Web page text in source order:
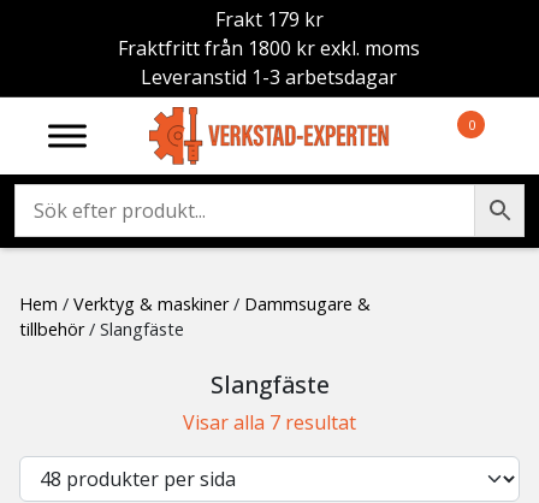
Frakt 179 kr
Fraktfritt från 1800 kr exkl. moms
Leveranstid 1-3 arbetsdagar
0
Hem / Verktyg & maskiner/ Dammsugare &
tillbehör/ Slangfäste
Slangfäste
Visar alla 7 resultat